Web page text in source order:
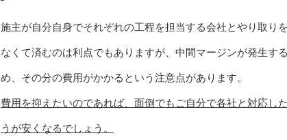
施主が自分自身でそれぞれの工程を担当する会社とやり取り
なくて済むのは利点でもありますが、中間マージンが発生す
め、その分の費用がかかるという注意点があります。
費用を抑えたいのであれば、面倒でもご自分で各社と対応し
うが安くなるでしょう。